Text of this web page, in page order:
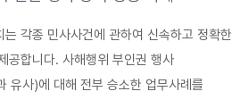
는 각종 민사사건에 관하여 신속하고 정확한
공합니다. 사해행위 부인권 행사
유사)에 대해 전부 승소한 업무사례를